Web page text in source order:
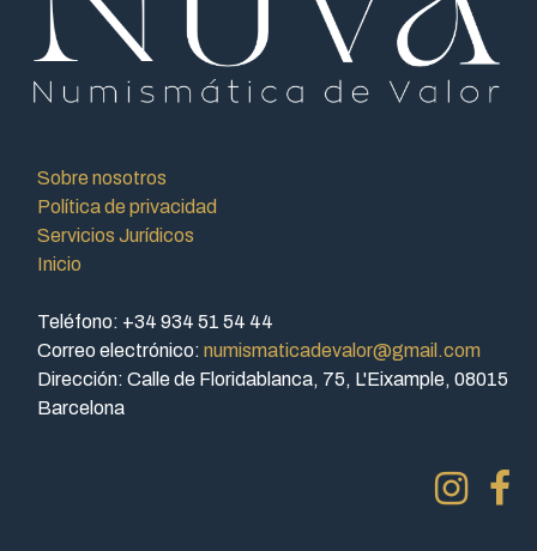
Sobre nosotros
Política de privacidad
Servicios Jurídicos
Inicio
Teléfono: +34 934 51 54 44
Correo electrónico: numismaticadevalor@gmail.com
Dirección: Calle de Floridablanca, 75, L'Eixample, 08015
Barcelona